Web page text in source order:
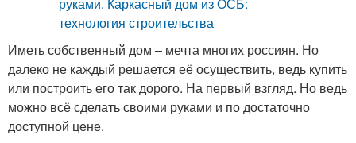
Иметь собственный дом – мечта многих россиян. Но
далеко не каждый решается её осуществить, ведь купить
или построить его так дорого. На первый взгляд. Но ведь
можно всё сделать своими руками и по достаточно
доступной цене.